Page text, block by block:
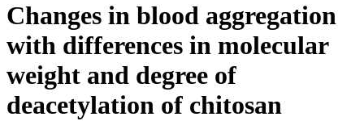
Changes in blood aggregation
with differences in molecular
weight and degree of
deacetylation of chitosan